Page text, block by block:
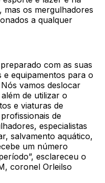
mas os mergulhadores
a qualquer
com as suas
equipamentos para o
vamos deslocar
de utilizar o
e viaturas de
de
especialistas
salvamento aquático,
um número
esclareceu o
coronel Orleilso